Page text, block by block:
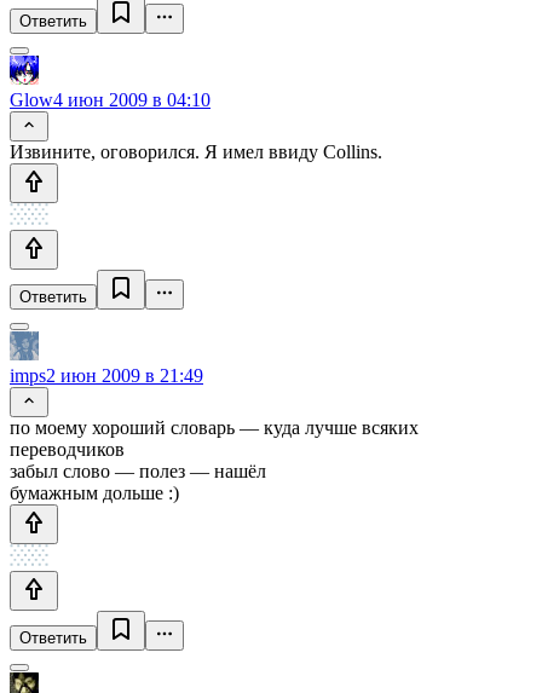
Ответить
Glow4 июн 2009 в 04:10
Извините, оговорился. Я имел ввиду Collins.
Ответить
imps2 июн 2009 в 21:49
по моему хороший словарь — куда лучше всяких
переводчиков
забыл слово — полез — нашёл
бумажным дольше :)
Ответить